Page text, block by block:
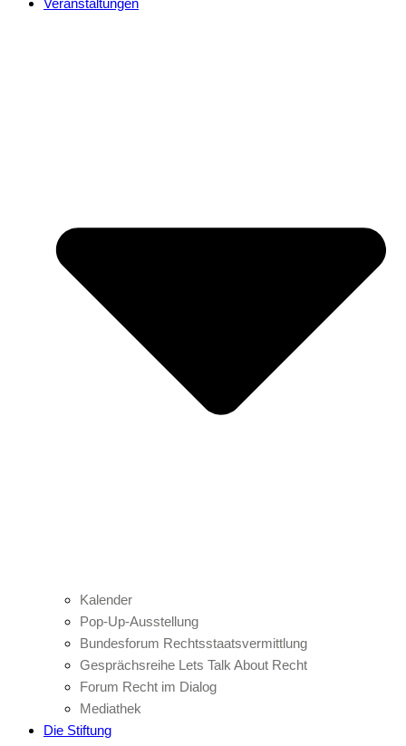
Veranstaltungen
Kalender
Pop-Up-Ausstellung
Bundesforum Rechtsstaatsvermittlung
Gesprächsreihe Lets Talk About Recht
Forum Recht im Dialog
Mediathek
Die Stiftung